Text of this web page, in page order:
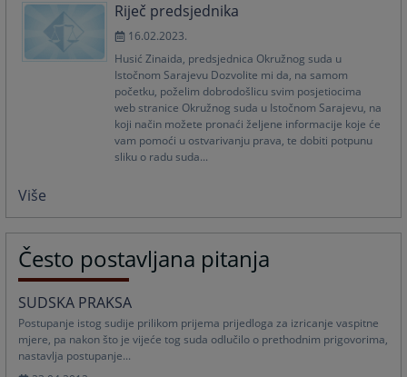
Riječ predsjednika
16.02.2023.
Husić Zinaida, predsjednica Okružnog suda u
Istočnom Sarajevu Dozvolite mi da, na samom
početku, poželim dobrodošlicu svim posjetiocima
web stranice Okružnog suda u Istočnom Sarajevu, na
koji način možete pronaći željene informacije koje će
vam pomoći u ostvarivanju prava, te dobiti potpunu
sliku o radu suda...
Više
Često postavljana pitanja
SUDSKA PRAKSA
Postupanje istog sudije prilikom prijema prijedloga za izricanje vaspitne
mjere, pa nakon što je vijeće tog suda odlučilo o prethodnim prigovorima,
nastavlja postupanje...